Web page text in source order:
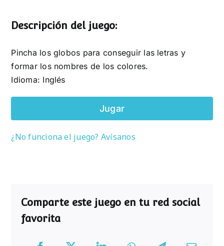
Descripción del juego:
Pincha los globos para conseguir las letras y
formar los nombres de los colores.
Idioma: Inglés
Jugar
¿No funciona el juego? Avísanos
Comparte este juego en tu red social
favorita